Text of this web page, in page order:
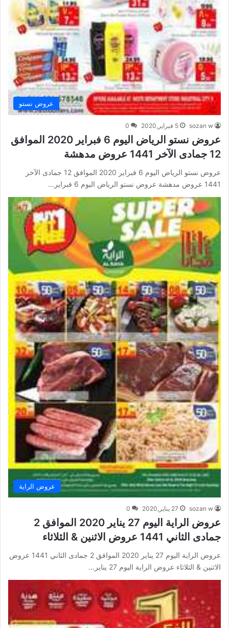
عروض نستو
sozan w 5 فبراير,2020 0
عروض نستو الرياض اليوم 6 فبراير 2020 الموافق
12 جمادى الآخر 1441 عروض مدهشة
عروض نستو الرياض اليوم 6 فبراير 2020 الموافق 12 جمادى الآخر
1441 عروض مدهشة عروض نستو الرياض اليوم 6 فبراير…
عروض الراية
sozan w 27 يناير,2020 0
عروض الراية اليوم 27 يناير 2020 الموافق 2
جمادى الثاني 1441 عروض الاثنين & الثلاثاء
عروض الراية اليوم 27 يناير 2020 الموافق 2 جمادى الثاني 1441 عروض
الاثنين & الثلاثاء عروض الراية اليوم 27 يناير…